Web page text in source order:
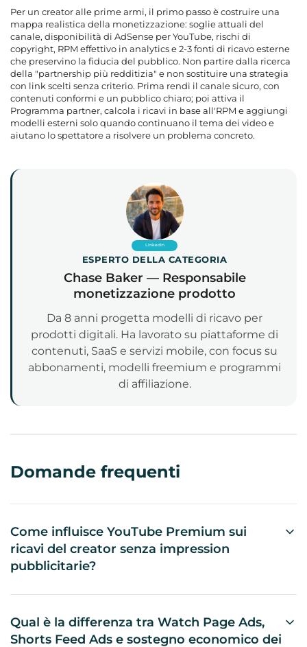
Per un creator alle prime armi, il primo passo è costruire una
mappa realistica della monetizzazione: soglie attuali del
canale, disponibilità di AdSense per YouTube, rischi di
copyright, RPM effettivo in analytics e 2-3 fonti di ricavo esterne
che preservino la fiducia del pubblico. Non partire dalla ricerca
della "partnership più redditizia" e non sostituire una strategia
con link scelti senza criterio. Prima rendi il canale sicuro, con
contenuti conformi e un pubblico chiaro; poi attiva il
Programma partner, calcola i ricavi in base all'RPM e aggiungi
modelli esterni solo quando continuano il tema dei video e
aiutano lo spettatore a risolvere un problema concreto.
LinkedIn
ESPERTO DELLA CATEGORIA
Chase Baker — Responsabile
monetizzazione prodotto
Da 8 anni progetta modelli di ricavo per
prodotti digitali. Ha lavorato su piattaforme di
contenuti, SaaS e servizi mobile, con focus su
abbonamenti, modelli freemium e programmi
di affiliazione.
Domande frequenti
Come influisce YouTube Premium sui
ricavi del creator senza impression
pubblicitarie?
abbonamento legata alla visione del contenuto.
Non è un'impression pubblicitaria né una
Qual è la differenza tra Watch Page Ads,
Shorts Feed Ads e sostegno economico dei